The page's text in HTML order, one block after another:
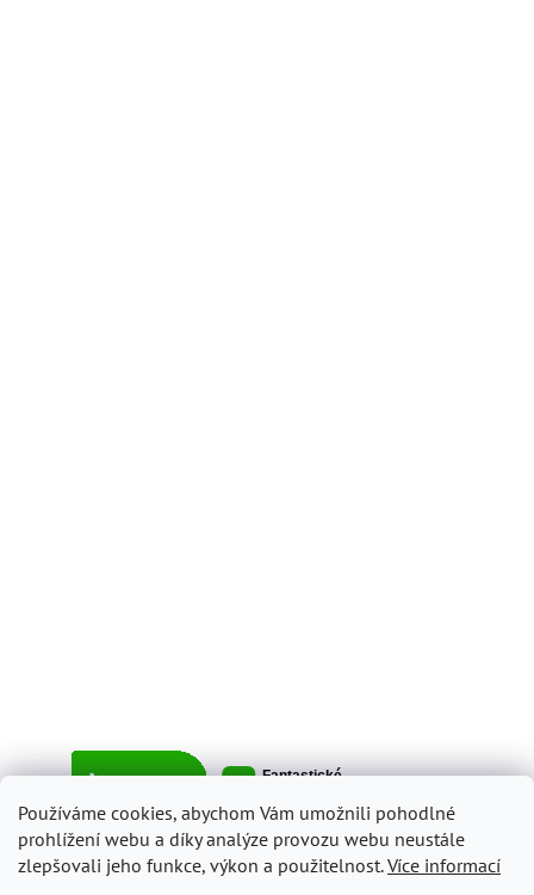
Používáme cookies, abychom Vám umožnili pohodlné
prohlížení webu a díky analýze provozu webu neustále
zlepšovali jeho funkce, výkon a použitelnost.Více informací